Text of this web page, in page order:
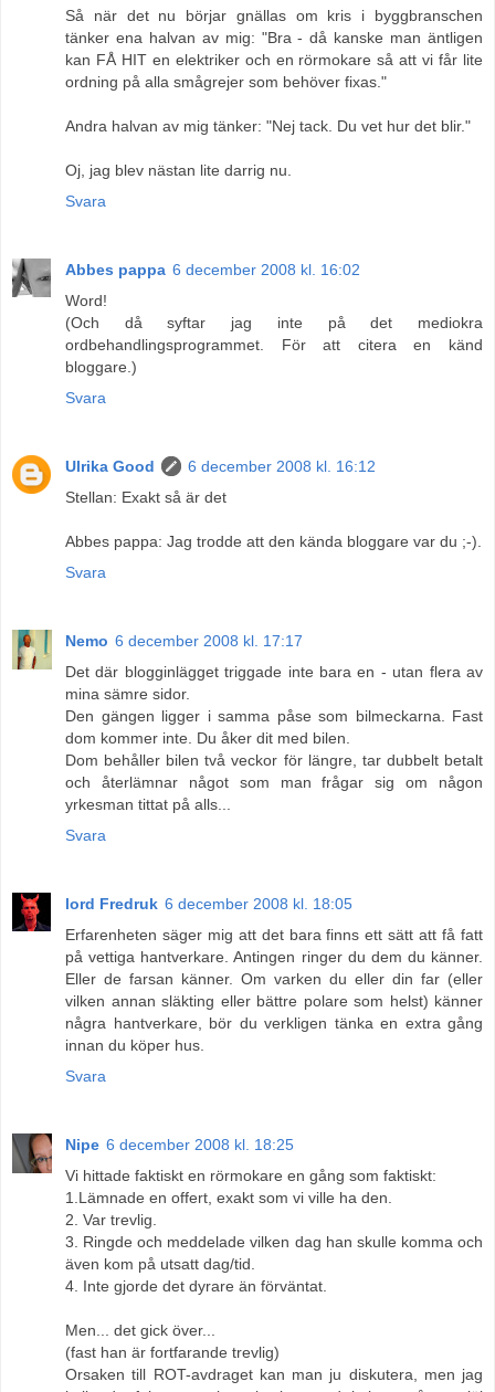
Så när det nu börjar gnällas om kris i byggbranschen
tänker ena halvan av mig: "Bra - då kanske man äntligen
kan FÅ HIT en elektriker och en rörmokare så att vi får lite
ordning på alla smågrejer som behöver fixas."
Andra halvan av mig tänker: "Nej tack. Du vet hur det blir."
Oj, jag blev nästan lite darrig nu.
Svara
Abbes pappa 6 december 2008 kl. 16:02
Word!
(Och då syftar jag inte på det mediokra
ordbehandlingsprogrammet. För att citera en känd
bloggare.)
Svara
Ulrika Good
6 december 2008 kl. 16:12
Stellan: Exakt så är det
Abbes pappa: Jag trodde att den kända bloggare var du ;-).
Svara
Nemo 6 december 2008 kl. 17:17
Det där blogginlägget triggade inte bara en - utan flera av
mina sämre sidor.
Den gängen ligger i samma påse som bilmeckarna. Fast
dom kommer inte. Du åker dit med bilen.
Dom behåller bilen två veckor för längre, tar dubbelt betalt
och återlämnar något som man frågar sig om någon
yrkesman tittat på alls...
Svara
lord Fredruk 6 december 2008 kl. 18:05
Erfarenheten säger mig att det bara finns ett sätt att få fatt
på vettiga hantverkare. Antingen ringer du dem du känner.
Eller de farsan känner. Om varken du eller din far (eller
vilken annan släkting eller bättre polare som helst) känner
några hantverkare, bör du verkligen tänka en extra gång
innan du köper hus.
Svara
Nipe 6 december 2008 kl. 18:25
Vi hittade faktiskt en rörmokare en gång som faktiskt:
1.Lämnade en offert, exakt som vi ville ha den.
2. Var trevlig.
3. Ringde och meddelade vilken dag han skulle komma och
även kom på utsatt dag/tid.
4. Inte gjorde det dyrare än förväntat.
Men... det gick över...
(fast han är fortfarande trevlig)
Orsaken till ROT-avdraget kan man ju diskutera, men jag